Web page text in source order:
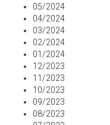
05/2024
04/2024
03/2024
02/2024
01/2024
12/2023
11/2023
10/2023
09/2023
08/2023